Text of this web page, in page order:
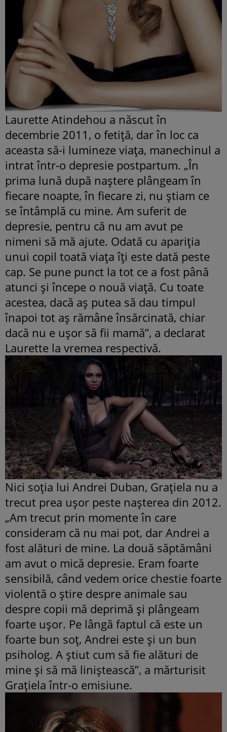
Laurette Atindehou a născut în
decembrie 2011, o fetiță, dar în loc ca
aceasta să-i lumineze viaţa, manechinul a
intrat într-o depresie postpartum. „În
prima lună după naștere plângeam în
fiecare noapte, în fiecare zi, nu știam ce
se întâmplă cu mine. Am suferit de
depresie, pentru că nu am avut pe
nimeni să mă ajute. Odată cu apariția
unui copil toată viața îți este dată peste
cap. Se pune punct la tot ce a fost până
atunci și începe o nouă viață. Cu toate
acestea, dacă aș putea să dau timpul
înapoi tot aș rămâne însărcinată, chiar
dacă nu e ușor să fii mamă”, a declarat
Laurette la vremea respectivă.
Nici soţia lui Andrei Duban, Graţiela nu a
trecut prea uşor peste naşterea din 2012.
„Am trecut prin momente în care
consideram că nu mai pot, dar Andrei a
fost alături de mine. La două săptămâni
am avut o mică depresie. Eram foarte
sensibilă, când vedem orice chestie foarte
violentă o ştire despre animale sau
despre copii mă deprimă şi plângeam
foarte uşor. Pe lângă faptul că este un
foarte bun soţ, Andrei este şi un bun
psiholog. A ştiut cum să fie alături de
mine şi să mă liniştească”, a mărturisit
Graţiela într-o emisiune.